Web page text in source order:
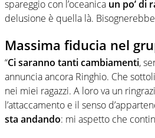
spareggio con l’oceanica un po’ di
delusione è quella là. Bisognerebbe
Massima fiducia nel
“Ci saranno tanti cambiamenti,
annuncia ancora Ringhio. Che
nei miei ragazzi. A loro va un
l’attaccamento e il senso
sta andando: mi aspetto che